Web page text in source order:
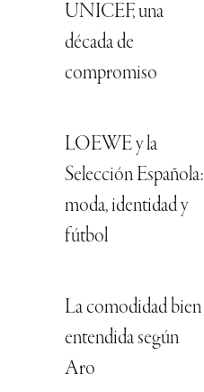
UNICEF, una
década de
compromiso
LOEWE y la
Selección Española:
moda, identidad y
fútbol
La comodidad bien
entendida según
Aro